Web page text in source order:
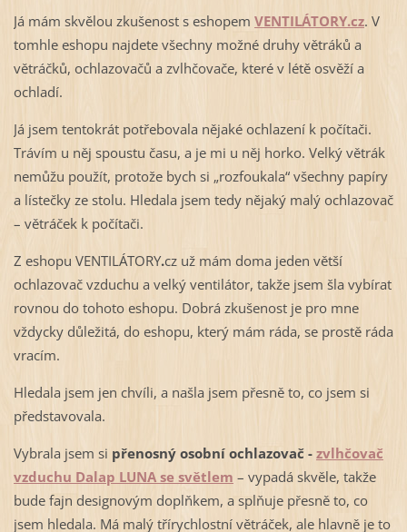
Já mám skvělou zkušenost s eshopem VENTILÁTORY.cz. V
tomhle eshopu najdete všechny možné druhy větráků a
větráčků, ochlazovačů a zvlhčovače, které v létě osvěží a
ochladí.
Já jsem tentokrát potřebovala nějaké ochlazení k počítači.
Trávím u něj spoustu času, a je mi u něj horko. Velký větrák
nemůžu použít, protože bych si „rozfoukala“ všechny papíry
a lístečky ze stolu. Hledala jsem tedy nějaký malý ochlazovač
– větráček k počítači.
Z eshopu VENTILÁTORY.cz už mám doma jeden větší
ochlazovač vzduchu a velký ventilátor, takže jsem šla vybírat
rovnou do tohoto eshopu. Dobrá zkušenost je pro mne
vždycky důležitá, do eshopu, který mám ráda, se prostě ráda
vracím.
Hledala jsem jen chvíli, a našla jsem přesně to, co jsem si
představovala.
Vybrala jsem si přenosný osobní ochlazovač - zvlhčovač
vzduchu Dalap LUNA se světlem – vypadá skvěle, takže
bude fajn designovým doplňkem, a splňuje přesně to, co
jsem hledala. Má malý třírychlostní větráček, ale hlavně je to